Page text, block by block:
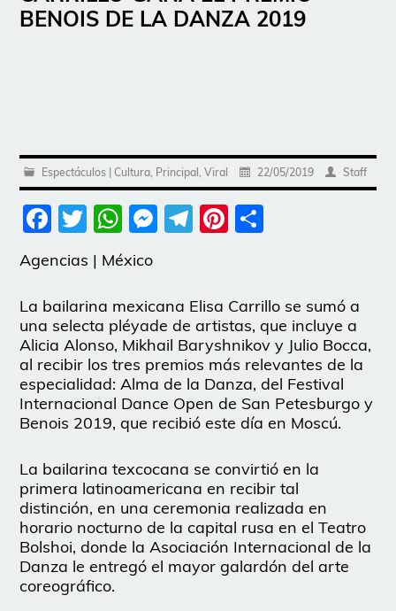
BENOIS DE LA DANZA 2019
Espectáculos | Cultura, Principal,Viral 22/05/2019 Staff
Facebook
Twitter
WhatsApp
Messenger
Telegram
Pinterest
Agencias | México
La bailarina mexicana Elisa Carrillo se sumó a
una selecta pléyade de artistas, que incluye a
Alicia Alonso, Mikhail Baryshnikov y Julio Bocca,
al recibir los tres premios más relevantes de la
especialidad: Alma de la Danza, del Festival
Internacional Dance Open de San Petesburgo y
Benois 2019, que recibió este día en Moscú.
La bailarina texcocana se convirtió en la
primera latinoamericana en recibir tal
distinción, en una ceremonia realizada en
horario nocturno de la capital rusa en el Teatro
Bolshoi, donde la Asociación Internacional de la
Danza le entregó el mayor galardón del arte
coreográfico.